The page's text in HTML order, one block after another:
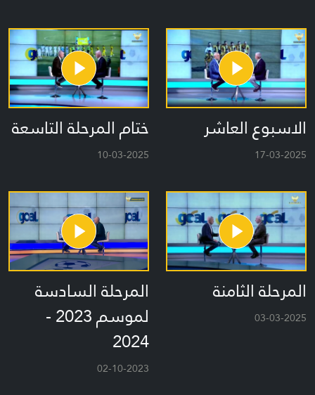
الاسبوع العاشر
17-03-2025
ختام المرحلة التاسعة
10-03-2025
المرحلة الثامنة
03-03-2025
المرحلة السادسة
لموسم 2023 -
2024
02-10-2023